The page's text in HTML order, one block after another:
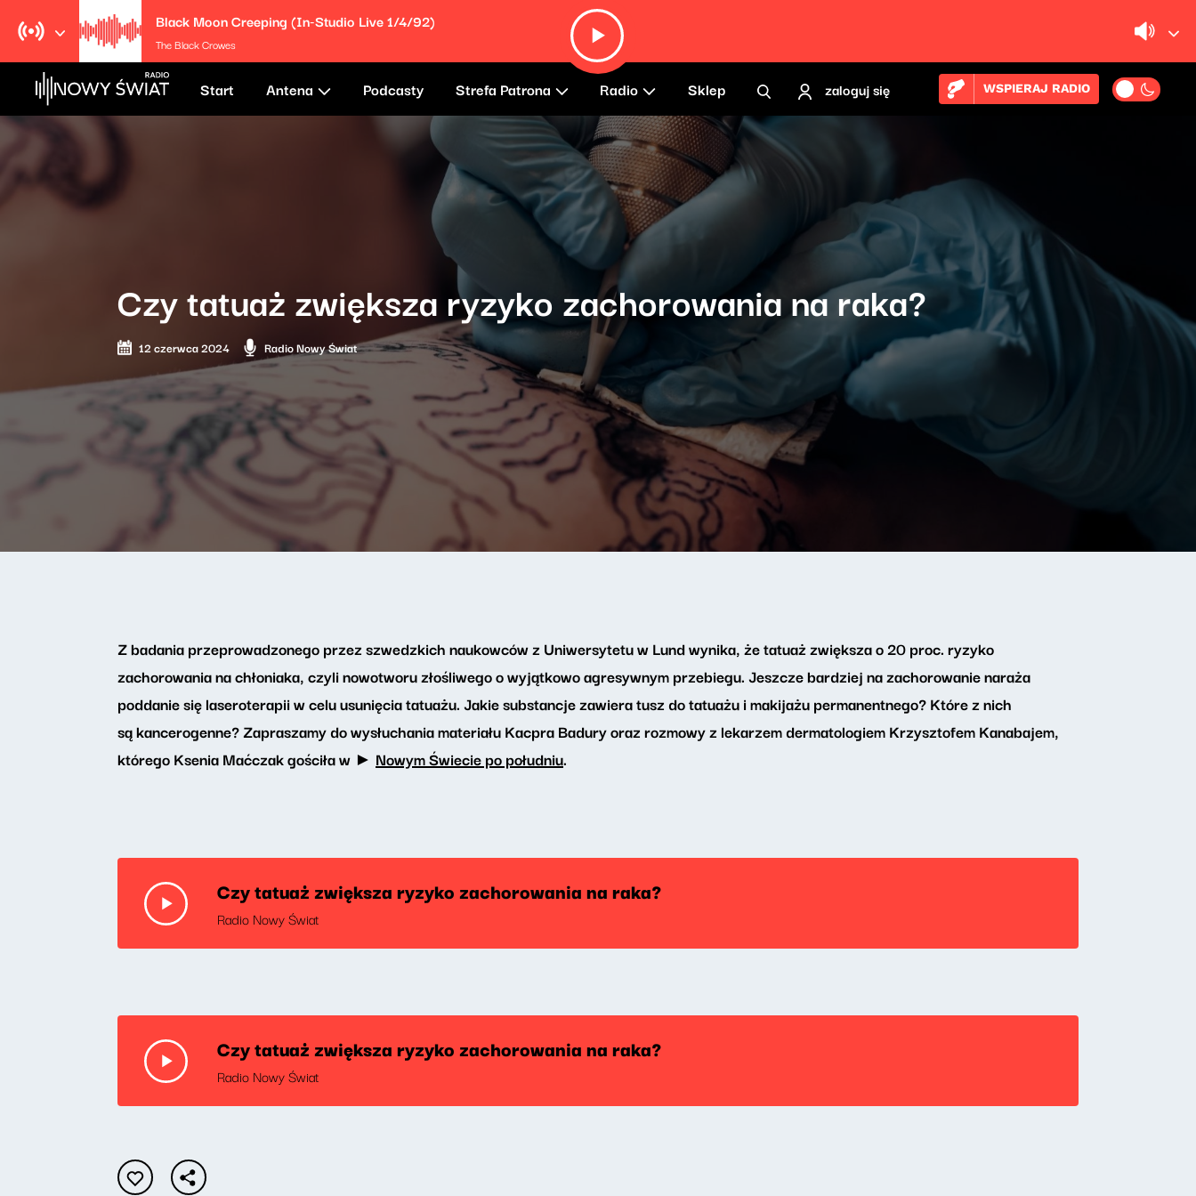
Black Moon Creeping (In-Studio Live 1/4/92)
The Black Crowes
Start Antena Podcasty Strefa Patrona Radio Sklep zaloguj się WSPIERAJ RADIO
Czy tatuaż zwiększa ryzyko zachorowania na raka?
12 czerwca 2024 Radio Nowy Świat
Z badania przeprowadzonego przez szwedzkich naukowców z Uniwersytetu w Lund wynika, że tatuaż zwiększa o 20 proc. ryzyko
zachorowania na chłoniaka, czyli nowotworu złośliwego o wyjątkowo agresywnym przebiegu. Jeszcze bardziej na zachorowanie naraża
poddanie się laseroterapii w celu usunięcia tatuażu. Jakie substancje zawiera tusz do tatuażu i makijażu permanentnego? Które z nich
są kancerogenne? Zapraszamy do wysłuchania materiału Kacpra Badury oraz rozmowy z lekarzem dermatologiem Krzysztofem Kanabajem,
którego Ksenia Maćczak gościła w ► Nowym Świecie po południu.
Czy tatuaż zwiększa ryzyko zachorowania na raka?
Radio Nowy Świat
Czy tatuaż zwiększa ryzyko zachorowania na raka?
Radio Nowy Świat